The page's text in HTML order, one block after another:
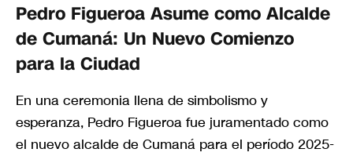
Pedro Figueroa Asume como Alcalde
de Cumaná: Un Nuevo Comienzo
para la Ciudad
En una ceremonia llena de simbolismo y
esperanza, Pedro Figueroa fue juramentado como
el nuevo alcalde de Cumaná para el período 2025-